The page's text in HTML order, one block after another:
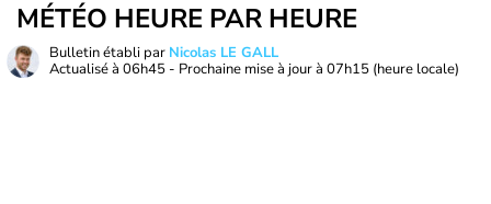
MÉTÉO HEURE PAR HEURE
Bulletin établi par Nicolas LE GALL
Actualisé à 06h45 - Prochaine mise à jour à 07h15 (heure locale)